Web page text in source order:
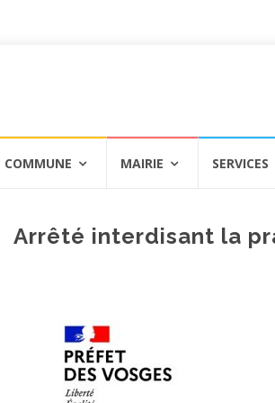
COMMUNE MAIRIE SERVICES
Arrêté interdisant la